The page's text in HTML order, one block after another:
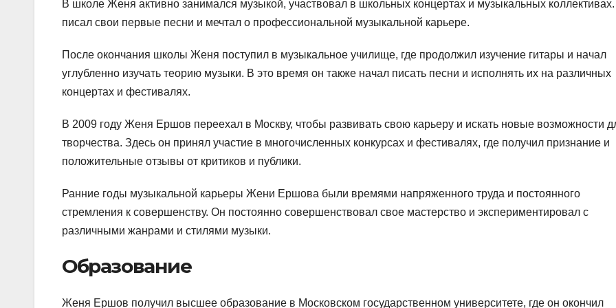
В школе Женя активно занимался музыкой, участвовал в школьных концертах и музыкальных
писал свои первые песни и мечтал о профессиональной музыкальной карьере.
После окончания школы Женя поступил в музыкальное училище, где продолжил изучение гитары и начал
углубленно изучать теорию музыки. В это время он также начал писать песни и исполнять их на различных
концертах и фестивалях.
В 2009 году Женя Ершов переехал в Москву, чтобы развивать свою карьеру и искать новые возможности
творчества. Здесь он принял участие в многочисленных конкурсах и фестивалях, где получил признание и
положительные отзывы от критиков и публики.
Ранние годы музыкальной карьеры Жени Ершова были времями напряженного труда и постоянного
стремления к совершенству. Он постоянно совершенствовал свое мастерство и экспериментировал с
различными жанрами и стилями музыки.
Образование
Женя Ершов получил высшее образование в Московском государственном университете, где он окончил